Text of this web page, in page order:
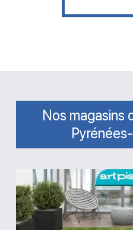
Nos magasins